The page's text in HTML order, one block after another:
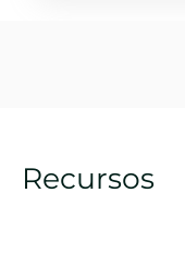
Recursos